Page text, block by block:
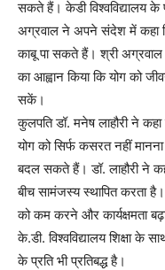
सकते हैं। केडी विश्वविद्यालय
अग्रवाल ने अपने संदेश में कहा
काबू पा सकते हैं। श्री अग्रवाल
का आह्वान किया कि योग को
सकें।
कुलपति डॉ. मनेष लाहौरी ने
योग को सिर्फ कसरत नहीं
बदल सकते हैं। डॉ. लाहौरी ने
बीच सामंजस्य स्थापित करता
को कम करने और कार्यक्षमता
के.डी. विश्वविद्यालय शिक्षा के
के प्रति भी प्रतिबद्ध है।